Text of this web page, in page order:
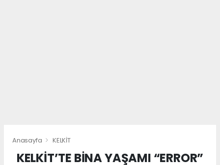
Anasayfa KELKİT
KELKİT’TE BİNA YAŞAMI “ERROR”